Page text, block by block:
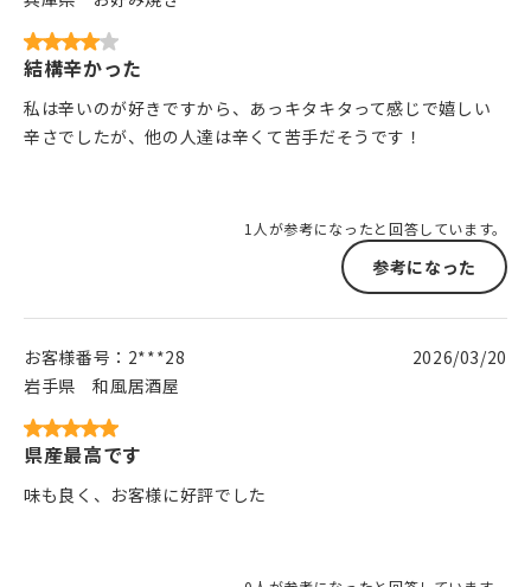
結構辛かった
私は辛いのが好きですから、あっキタキタって感じで嬉しい
辛さでしたが、他の人達は辛くて苦手だそうです！
1人が参考になったと回答しています。
参考になった
お客様番号： 2***28
岩手県
和風居酒屋
2026/03/20
県産最高です
味も良く、お客様に好評でした